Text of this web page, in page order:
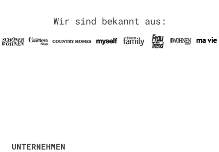
Wir sind bekannt aus:
UNTERNEHMEN